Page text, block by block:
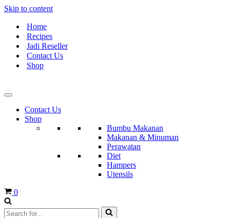
Skip to content
Home
Recipes
Jadi Reseller
Contact Us
Shop
Contact Us
Shop
Bumbu Makanan
Makanan & Minuman
Perawatan
Diet
Hampers
Utensils
Cart
0
Search